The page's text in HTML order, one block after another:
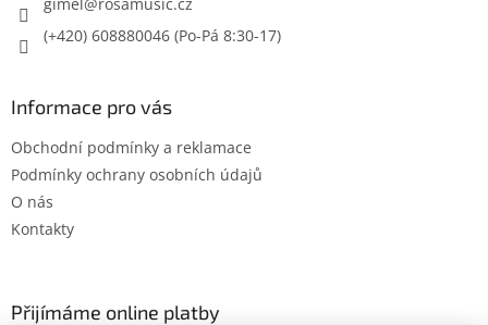
(+420) 608880046
Informace pro vás
Obchodní podmínky a reklamace
Podmínky ochrany osobních údajů
O nás
Kontakty
Přijímáme online platby